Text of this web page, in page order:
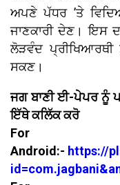
ਅਪਣੇ ਪੱਧਰ ’ਤੇ
ਜਾਣਕਾਰੀ ਦੇਣ। ਇਸ
ਲੋੜਵੰਦ
ਸਕਣ।
ਜਗ ਬਾਣੀ ਈ-ਪੇਪਰ ਨੂੰ
ਇੱਥੇ ਕਲਿੱਕ ਕਰੋ
For
Android:- https://